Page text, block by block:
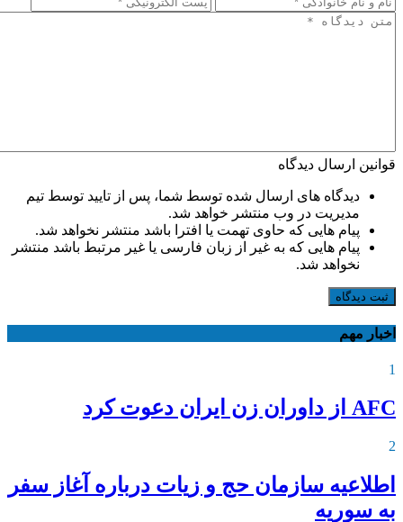
قوانین ارسال دیدگاه
دیدگاه های ارسال شده توسط شما، پس از تایید توسط تیم
مدیریت در وب منتشر خواهد شد.
پیام هایی که حاوی تهمت یا افترا باشد منتشر نخواهد شد.
پیام هایی که به غیر از زبان فارسی یا غیر مرتبط باشد منتشر
نخواهد شد.
ثبت دیدگاه
اخبار مهم
1
AFC از داوران زن ایران دعوت کرد
2
اطلاعیه‌ سازمان حج و زیات درباره آغاز سفر
به سوریه